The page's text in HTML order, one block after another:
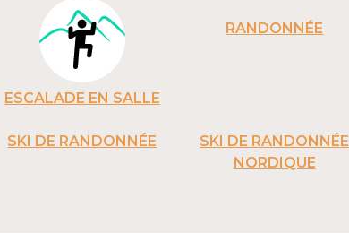
ESCALADE EN SALLE
RANDONNÉE
SKI DE RANDONNÉE
SKI DE RANDONNÉE
NORDIQUE